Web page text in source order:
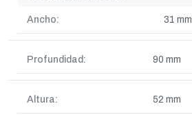
Ancho: 31 mm
Profundidad: 90 mm
Altura: 52 mm